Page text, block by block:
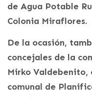
de Agua Potable
Colonia Miraflores.
De la ocasión,
concejales de la
Mirko
comunal de